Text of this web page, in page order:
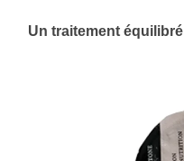
Un traitement équilibré